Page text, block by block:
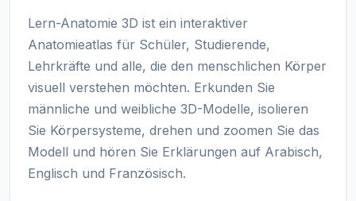
Lern-Anatomie 3D ist ein interaktiver
Anatomieatlas für Schüler, Studierende,
Lehrkräfte und alle, die den menschlichen Körper
visuell verstehen möchten. Erkunden Sie
männliche und weibliche 3D-Modelle, isolieren
Sie Körpersysteme, drehen und zoomen Sie das
Modell und hören Sie Erklärungen auf Arabisch,
Englisch und Französisch.